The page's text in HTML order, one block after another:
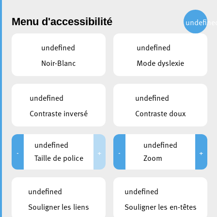
Administration
Santé Mentale : Lutte contre
la stigmatisation à l’Ariston
Menu d'accessibilité
undefined
Noir-Blanc
undefined
Mode dyslexie
undefined
Contraste inversé
undefined
Contraste doux
-
undefined
Taille de police
+ -
undefined
Zoom
+
undefined
Souligner les liens
undefined
Souligner les en-têtes